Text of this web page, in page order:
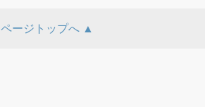
ページトップへ ▲